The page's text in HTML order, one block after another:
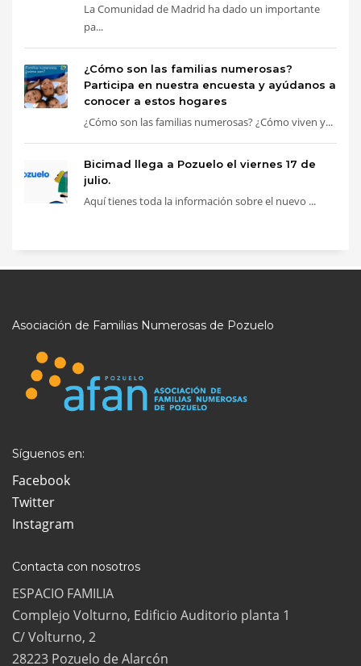
La Comunidad de Madrid ha dado un importante
pa...
¿Cómo son las familias numerosas?
Participa en nuestra encuesta y ayúdanos a
conocer a estos hogares
¿Cómo son las familias numerosas? ¿Cómo viven y...
Bicimad llega a Pozuelo el viernes 17 de
julio.
Aquí tienes toda la información sobre el nuevo ...
Asociación de Familias Numerosas de Pozuelo
Síguenos en:
Facebook
Twitter
Instagram
Contacta con nosotros
ESPACIO FAMILIA
Complejo Volturno, Edificio Auditorio planta 1
C/ Volturno, 2
28223 Pozuelo de Alarcón